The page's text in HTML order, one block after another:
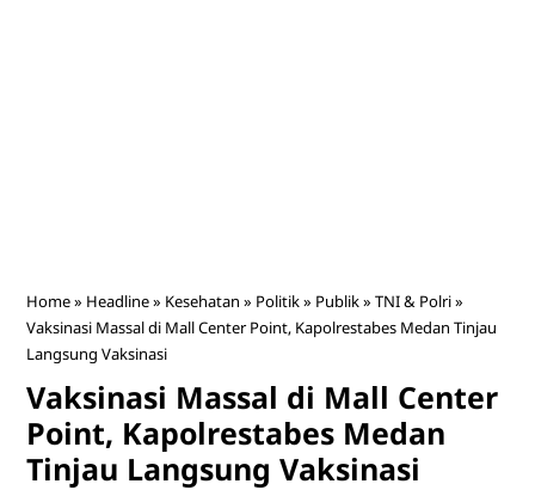
Home» Headline» Kesehatan » Politik» Publik» TNI & Polri»
Vaksinasi Massal di Mall Center Point, Kapolrestabes Medan Tinjau
Langsung Vaksinasi
Vaksinasi Massal di Mall Center
Point, Kapolrestabes Medan
Tinjau Langsung Vaksinasi